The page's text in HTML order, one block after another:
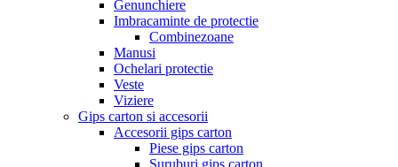
Genunchiere
Imbracaminte de protectie
Combinezoane
Manusi
Ochelari protectie
Veste
Viziere
Gips carton si accesorii
Accesorii gips carton
Piese gips carton
Suruburi gips carton